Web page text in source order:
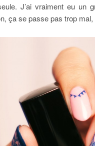
J’ai vraiment eu un
ça se passe pas trop